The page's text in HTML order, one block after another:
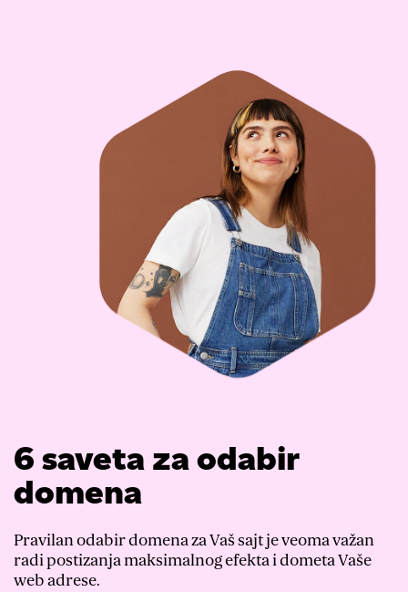
6 saveta za odabir
domena
Pravilan odabir domena za Vaš sajt je veoma važan
radi postizanja maksimalnog efekta i dometa Vaše
web adrese.